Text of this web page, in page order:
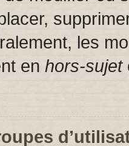
les
en hors-sujet